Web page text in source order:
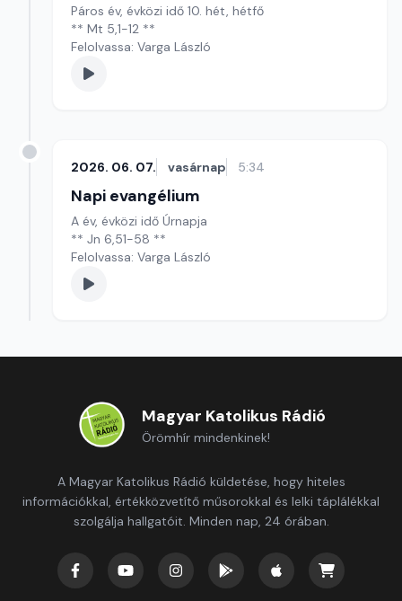
Páros év, évközi idő 10. hét, hétfő
** Mt 5,1-12 **
Felolvassa: Varga László
2026. 06. 07. vasárnap 5:34
Napi evangélium
A év, évközi idő Úrnapja
** Jn 6,51-58 **
Felolvassa: Varga László
Magyar Katolikus Rádió
Örömhír mindenkinek!
A Magyar Katolikus Rádió küldetése, hogy hiteles
információkkal, értékközvetítő műsorokkal és lelki táplálékkal
szolgálja hallgatóit. Minden nap, 24 órában.